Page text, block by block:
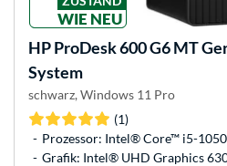
WIE NEU
HPProDesk 600 G6 MT
System
schwarz, Windows 11 Pro
(1)
Prozessor: Intel® Core™ i5-
Grafik: Intel® UHD Graphics